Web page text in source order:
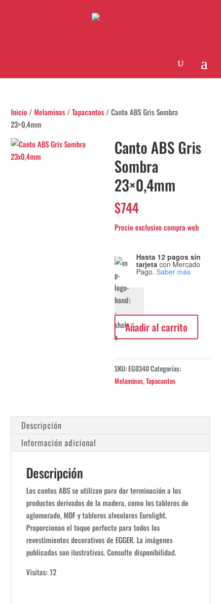
Inicio / Melaminas /Tapacantos / Canto ABS Gris Sombra
23×0,4mm
Canto ABS Gris
Sombra
23×0,4mm
$744
Hasta 12 pagos sin
tarjeta con Mercado
Pago. Saber más
Canto
ABS
Gris
Sombra
23x0,4mm
Añadir al carrito
SKU:EG0340Categorías:
Melaminas,Tapacantos
Descripción
Información adicional
Descripción
Los cantos ABS se utilizan para dar terminación a los
productos derivados de la madera, como los tableros de
aglomerado, MDF y tableros alveolares Eurolight.
Proporcionan el toque perfecto para todos los
revestimientos decorativos de EGGER. La imágenes
publicadas son ilustrativas. Consulte disponibilidad.
Visitas: 12